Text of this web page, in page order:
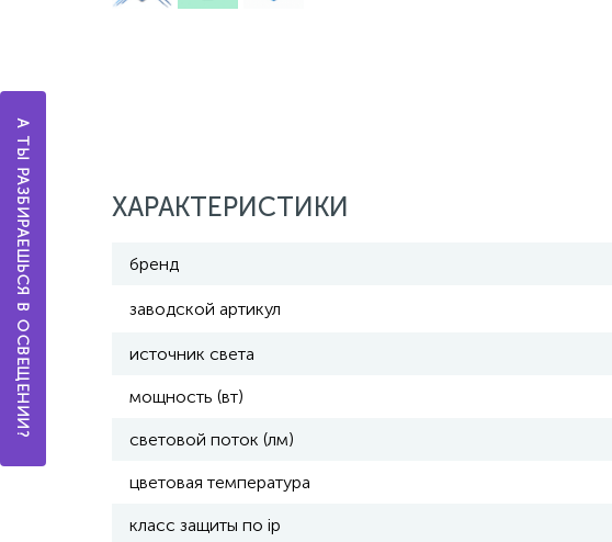
ХАРАКТЕРИСТИКИ
бренд
заводской артикул
источник света
мощность (вт)
световой поток (лм)
цветовая температура
класс защиты по ip
А ТЫ РАЗБИРАЕШЬСЯ В ОСВЕЩЕНИИ?